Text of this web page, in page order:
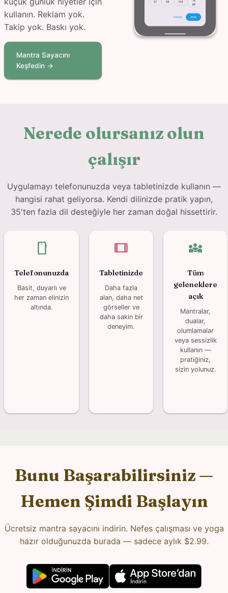
kullanın. Reklam yok.
Takip yok. Baskı yok.
Mantra Sayacını
Keşfedin →
Nerede olursanız olun
çalışır
Uygulamayı telefonunuzda veya tabletinizde kullanın —
hangisi rahat geliyorsa. Kendi dilinizde pratik yapın,
35'ten fazla dil desteğiyle her zaman doğal hissettirir.
smartphone
Telefonunuzda
Basit, duyarlı ve
her zaman elinizin
altında.
tablet
Tabletinizde
Daha fazla
alan, daha net
görseller ve
daha sakin bir
deneyim.
diversity_3
Tüm
geleneklere
açık
Mantralar,
dualar,
olumlamalar
veya sessizlik
kullanın —
pratiğiniz,
sizin yolunuz.
Bunu Başarabilirsiniz —
Hemen Şimdi Başlayın
Ücretsiz mantra sayacını indirin. Nefes çalışması ve yoga
hazır olduğunuzda burada — sadece aylık $2.99.